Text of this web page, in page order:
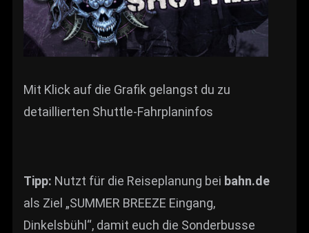
Mit Klick auf die Grafik gelangst du zu
detaillierten Shuttle-Fahrplaninfos
Tipp: Nutzt für die Reiseplanung bei bahn.de
als Ziel „SUMMER BREEZE Eingang,
Dinkelsbühl“, damit euch die Sonderbusse